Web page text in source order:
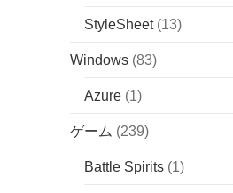
StyleSheet(13)
Windows (83)
Azure (1)
ゲーム (239)
Battle Spirits (1)